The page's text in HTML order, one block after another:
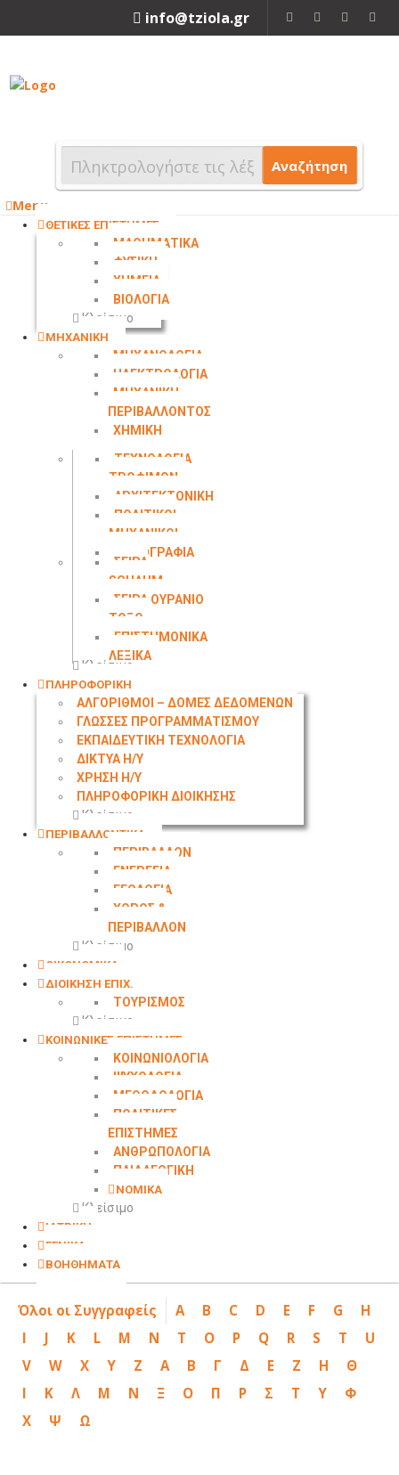
info@tziola.gr
Αναζήτηση
Menu
ΘΕΤΙΚΕΣ ΕΠΙΣΤΗΜΕΣ
ΜΑΘΗΜΑΤΙΚΑ
ΦΥΣΙΚΗ
ΧΗΜΕΙΑ
ΒΙΟΛΟΓΙΑ
Κλείσιμο
ΜΗΧΑΝΙΚΗ
ΜΗΧΑΝΟΛΟΓΙΑ
ΗΛΕΚΤΡΟΛΟΓΙΑ
ΜΗΧΑΝΙΚΗ
ΠΕΡΙΒΑΛΛΟΝΤΟΣ
ΧΗΜΙΚΗ
ΤΕΧΝΟΛΟΓΙΑ
ΤΡΟΦΙΜΩΝ
ΑΡΧΙΤΕΚΤΟΝΙΚΗ
ΠΟΛΙΤΙΚΟΙ
ΜΗΧΑΝΙΚΟΙ
ΤΟΠΟΓΡΑΦΙΑ
ΣΕΙΡΑ
SCHAUM
ΣΕΙΡΑ ΟΥΡΑΝΙΟ
ΤΟΞΟ
ΕΠΙΣΤΗΜΟΝΙΚΑ
ΛΕΞΙΚΑ
Κλείσιμο
ΠΛΗΡΟΦΟΡΙΚΗ
ΑΛΓΟΡΙΘΜΟΙ – ΔΟΜΕΣ ΔΕΔΟΜΕΝΩΝ
ΓΛΩΣΣΕΣ ΠΡΟΓΡΑΜΜΑΤΙΣΜΟΥ
ΕΚΠΑΙΔΕΥΤΙΚΗ ΤΕΧΝΟΛΟΓΙΑ
ΔΙΚΤΥΑ Η/Υ
ΧΡΗΣΗ Η/Υ
ΠΛΗΡΟΦΟΡΙΚΗ ΔΙΟΙΚΗΣΗΣ
Κλείσιμο
ΠΕΡΙΒΑΛΛΟΝΤΙΚΑ
ΠΕΡΙΒΑΛΛΟΝ
ΕΝΕΡΓΕΙΑ
ΓΕΩΛΟΓΙΑ
ΧΩΡΟΣ &
ΠΕΡΙΒΑΛΛΟΝ
Κλείσιμο
ΟΙΚΟΝΟΜΙΚΑ
ΔΙΟΙΚΗΣΗ ΕΠΙΧ.
ΤΟΥΡΙΣΜΟΣ
Κλείσιμο
ΚΟΙΝΩΝΙΚΕΣ ΕΠΙΣΤΗΜΕΣ
ΚΟΙΝΩΝΙΟΛΟΓΙΑ
ΨΥΧΟΛΟΓΙΑ
ΜΕΘΟΔΟΛΟΓΙΑ
ΠΟΛΙΤΙΚΕΣ
ΕΠΙΣΤΗΜΕΣ
ΑΝΘΡΩΠΟΛΟΓΙΑ
ΠΑΙΔΑΓΩΓΙΚΗ
ΝΟΜΙΚΑ
Κλείσιμο
ΙΑΤΡΙΚΗ
ΓΕΝΙΚΑ
ΒΟΗΘΗΜΑΤΑ
Όλοι οι Συγγραφείς A B C D E F G
H
I
J K L M N T O P Q R S T
U
V
W X Y Z Α Β Γ Δ Ε Ζ Η
Θ
Ι
Κ Λ Μ Ν Ξ Ο Π Ρ Σ Τ Υ
Φ
Χ
Ψ Ω